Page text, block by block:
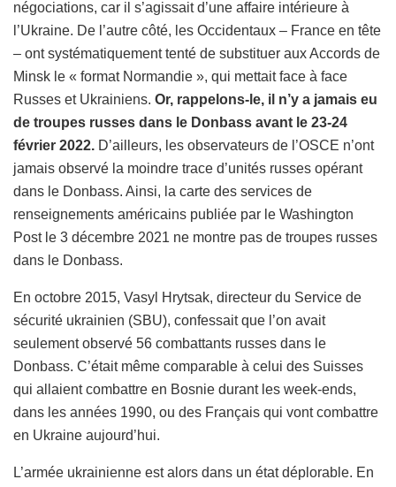
négociations, car il s’agissait d’une affaire intérieure à
l’Ukraine. De l’autre côté, les Occidentaux – France en tête
– ont systématiquement tenté de substituer aux Accords de
Minsk le « format Normandie », qui mettait face à face
Russes et Ukrainiens. Or, rappelons-le, il n’y a jamais eu
de troupes russes dans le Donbass avant le 23-24
février 2022. D’ailleurs, les observateurs de l’OSCE n’ont
jamais observé la moindre trace d’unités russes opérant
dans le Donbass. Ainsi, la carte des services de
renseignements américains publiée par le Washington
Post le 3 décembre 2021 ne montre pas de troupes russes
dans le Donbass.
En octobre 2015, Vasyl Hrytsak, directeur du Service de
sécurité ukrainien (SBU), confessait que l’on avait
seulement observé 56 combattants russes dans le
Donbass. C’était même comparable à celui des Suisses
qui allaient combattre en Bosnie durant les week-ends,
dans les années 1990, ou des Français qui vont combattre
en Ukraine aujourd’hui.
L’armée ukrainienne est alors dans un état déplorable. En